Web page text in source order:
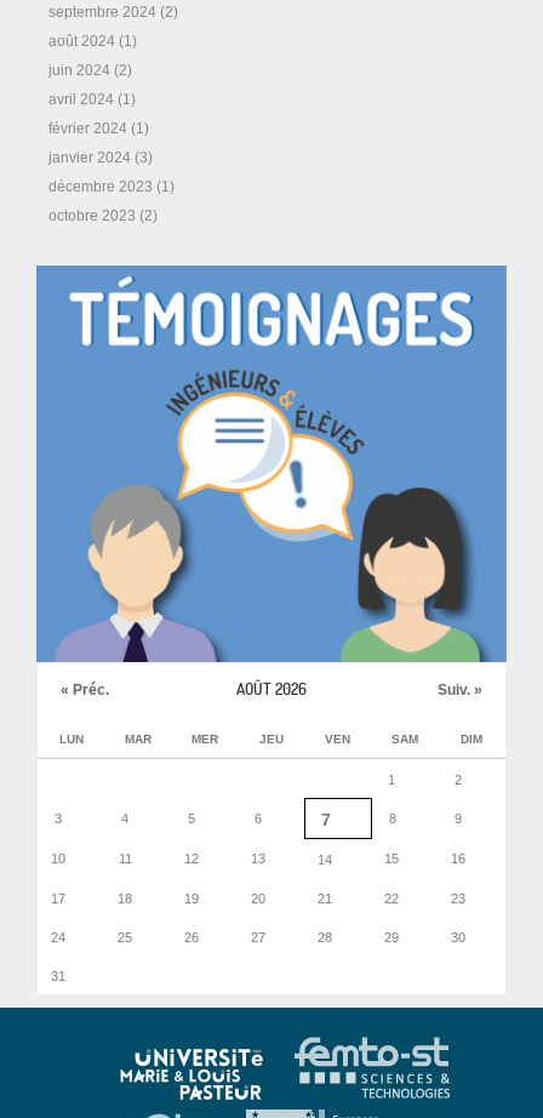
septembre 2024 (2)
août 2024 (1)
juin 2024 (2)
avril 2024 (1)
février 2024 (1)
janvier 2024 (3)
décembre 2023 (1)
octobre 2023 (2)
AOÛT 2026
« Préc. Suiv. »
LUN MAR MER JEU VEN SAM DIM
1 2
3 4 5 6 7 8 9
10 11 12 13 14 15 16
17 18 19 20 21 22 23
24 25 26 27 28 29 30
31